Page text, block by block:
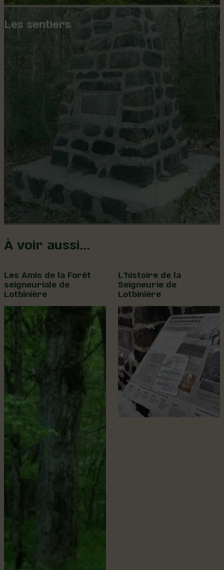
Les sentiers
À voir aussi…
Les Amis de la Forêt
seigneuriale de
Lotbinière
L’histoire de la
Seigneurie de
Lotbinière